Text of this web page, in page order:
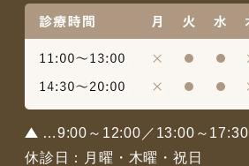
…9:00～12:00／13:00～17:30
休診日：月曜・木曜・祝日